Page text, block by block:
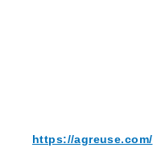
https://agreuse.com/